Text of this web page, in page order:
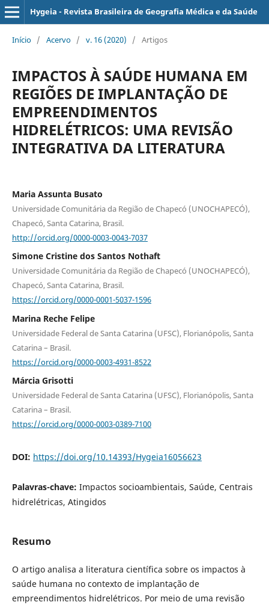
Hygeia - Revista Brasileira de Geografia Médica e da Saúde
Início / Acervo / v. 16 (2020) / Artigos
IMPACTOS À SAÚDE HUMANA EM
REGIÕES DE IMPLANTAÇÃO DE
EMPREENDIMENTOS
HIDRELÉTRICOS: UMA REVISÃO
INTEGRATIVA DA LITERATURA
Maria Assunta Busato
Universidade Comunitária da Região de Chapecó (UNOCHAPECÓ),
Chapecó, Santa Catarina, Brasil.
http://orcid.org/0000-0003-0043-7037
Simone Cristine dos Santos Nothaft
Universidade Comunitária da Região de Chapecó (UNOCHAPECÓ),
Chapecó, Santa Catarina, Brasil.
https://orcid.org/0000-0001-5037-1596
Marina Reche Felipe
Universidade Federal de Santa Catarina (UFSC), Florianópolis, Santa
Catarina – Brasil.
https://orcid.org/0000-0003-4931-8522
Márcia Grisotti
Universidade Federal de Santa Catarina (UFSC), Florianópolis, Santa
Catarina – Brasil.
https://orcid.org/0000-0003-0389-7100
DOI: https://doi.org/10.14393/Hygeia16056623
Palavras-chave: Impactos socioambientais, Saúde, Centrais
hidrelétricas, Atingidos
Resumo
O artigo analisa a literatura científica sobre os impactos à
saúde humana no contexto de implantação de
empreendimentos hidrelétricos. Por meio de uma revisão